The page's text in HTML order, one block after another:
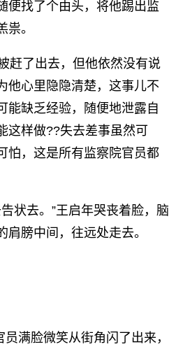
便找了个由头，将他踢出监
。
赶了出去，但他依然没有说
他心里隐隐清楚，这事儿不
能缺乏经验，随便地泄露自
这样做??失去差事虽然可
怕，这是所有监察院官员都
状去。”王启年哭丧着脸，脑
膀中间，往远处走去。
满脸微笑从街角闪了出来，